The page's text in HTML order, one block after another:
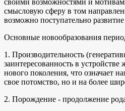
смысловую сферу в том
возможно поступательно
Основные новообразования
1. Производительность
заинтересованность в
нового поколения, что означает
свое потомство, но и на более
2. Порождение - продолжение